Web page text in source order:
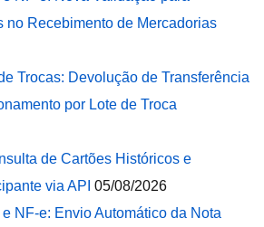
no Recebimento de Mercadorias
Trocas: Devolução de Transferência
por Lote de Troca
de Cartões Históricos e
via API 05/08/2026
NF-e: Envio Automático da Nota